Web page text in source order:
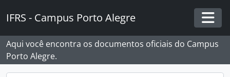
IFRS - Campus Porto Alegre
Aqui você encontra os documentos oficiais do Campus
Porto Alegre.